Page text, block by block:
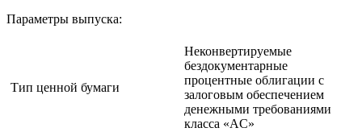
Параметры выпуска:
Тип ценной бумаги
Неконвертируемые
бездокументарные
процентные облигации с
залоговым обеспечением
денежными требованиями
класса «AС»